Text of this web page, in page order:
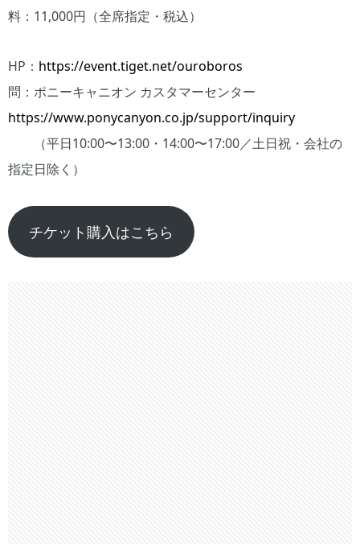
料：11,000円（全席指定・税込）
HP： https://event.tiget.net/ouroboros
問：ポニーキャニオン カスタマーセンター
https://www.ponycanyon.co.jp/support/inquiry
（平日10:00〜13:00・14:00〜17:00／土日祝・会社の
指定日除く）
チケット購入はこちら